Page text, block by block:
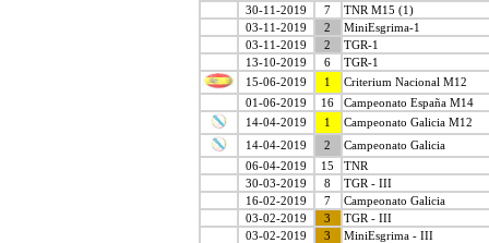
30-11-2019
7
TNR M15 (1)
03-11-2019
2
MiniEsgrima-1
03-11-2019
2
TGR-1
13-10-2019
6
TGR-1
15-06-2019
1
Criterium Nacional M12
01-06-2019
16
Campeonato España M14
14-04-2019
1
Campeonato Galicia M12
14-04-2019
2
Campeonato Galicia
06-04-2019
15
TNR
30-03-2019
8
TGR - III
16-02-2019
7
Campeonato Galicia
03-02-2019
3
TGR - III
03-02-2019
3
MiniEsgrima - III